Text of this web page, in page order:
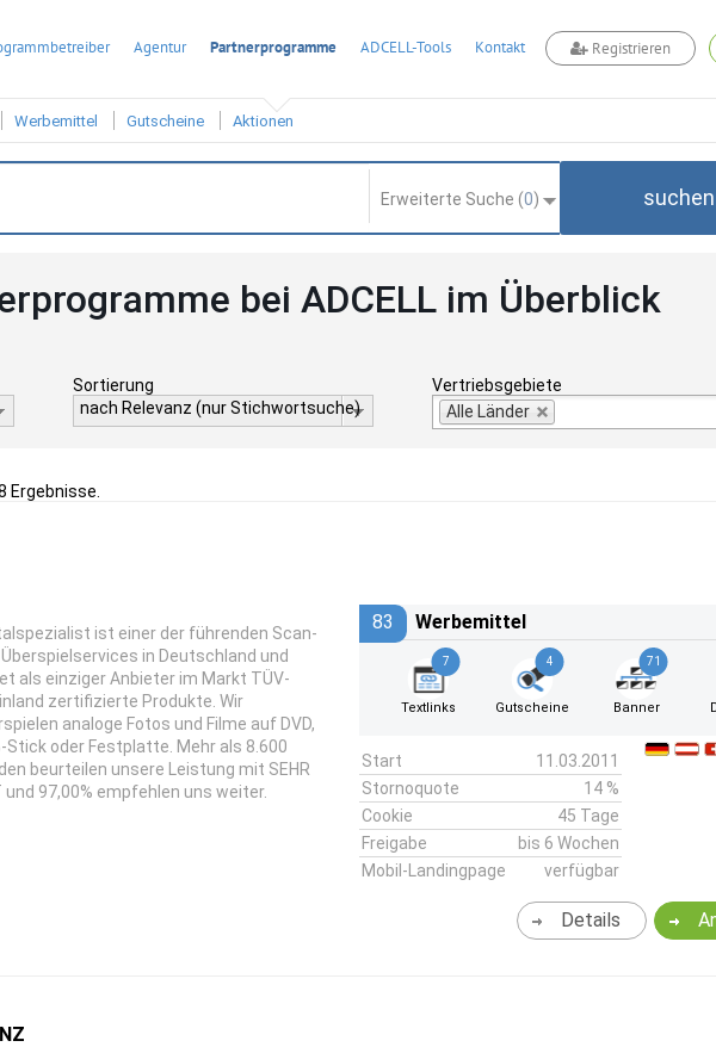
Agentur Partnerprogramme ADCELL-Tools Kontakt Registrieren
Werbemittel Gutscheine Aktionen
Erweiterte Suche (0) suchen
bei ADCELL im Überblick
Sortierung
nach Relevanz (nur Stichwortsuche)
Vertriebsgebiete
Alle Länder
Ergebnisse.
ist einer der führenden Scan-
in Deutschland und
als einziger Anbieter im Markt TÜV-
zertifizierte Produkte. Wir
analoge Fotos und Filme auf DVD,
Stick oder Festplatte. Mehr als 8.600
beurteilen unsere Leistung mit SEHR
und 97,00% empfehlen uns weiter.
83 Werbemittel
7
Textlinks
4
Gutscheine
71
Banner
Start
11.03.2011
Stornoquote
14 %
Cookie
45 Tage
Freigabe
bis 6 Wochen
Mobil-Landingpage
verfügbar
Details